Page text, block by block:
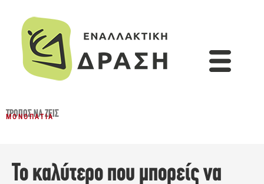
ΤΡΌΠΟΣ ΝΑ ΖΕΙΣ
ΜΟΝΟΠΆΤΙΑ
Το καλύτερο που μπορείς να